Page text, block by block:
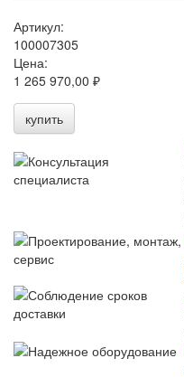
Артикул:
100007305
Цена:
1 265 970,00 ₽
купить